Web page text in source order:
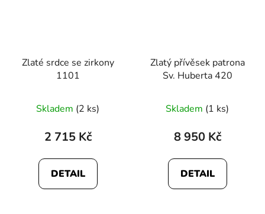
Zlaté srdce se zirkony
1101
Skladem (2 ks)
2 715 Kč
DETAIL
Zlatý přívěsek patrona
Sv. Huberta 420
Skladem (1 ks)
8 950 Kč
DETAIL